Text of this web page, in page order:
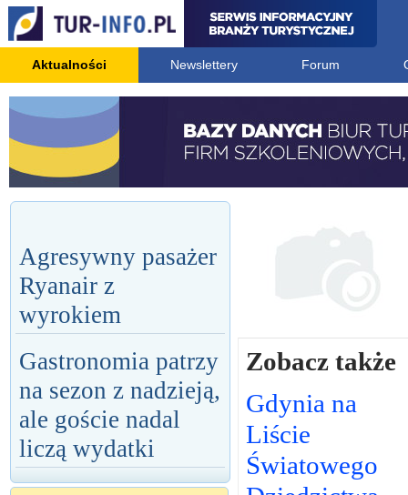
Aktualności Newslettery Forum
Agresywny pasażer
Ryanair z
wyrokiem
Gastronomia patrzy
na sezon z nadzieją,
ale goście nadal
liczą wydatki
Zobacz także
Gdynia na
Liście
Światowego